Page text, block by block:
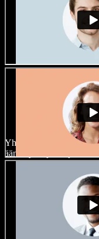
Laaja
Yhdenkään projektin ei
ääninäyttelijöistä ja